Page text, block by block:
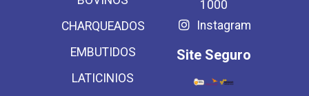
CHARQUEADOS
EMBUTIDOS
LATICINIOS
1000
Instagram
Site Seguro